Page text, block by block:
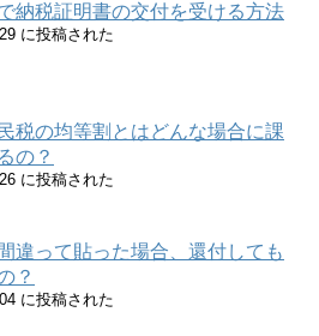
納税証明書の交付を受ける方法
に投稿された
税の均等割とはどんな場合に課
の？
に投稿された
違って貼った場合、還付しても
？
に投稿された